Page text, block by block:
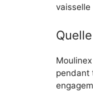
pendant